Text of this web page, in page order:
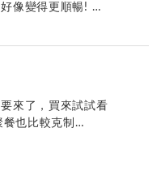
像變得更順暢!
所也會讓我覺得自己要吃
，還滿不錯的!
來了，買來試試看
也比較克制
久坐的上班族